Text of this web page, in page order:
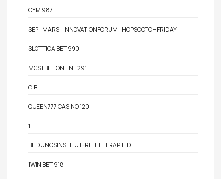
GYM 987
SEP_MARS_INNOVATIONFORUM_HOPSCOTCHFRIDAY
SLOTTICA BET 990
MOSTBET ONLINE 291
CIB
QUEEN777 CASINO 120
1
BILDUNGSINSTITUT-REITTHERAPIE.DE
1WIN BET 918